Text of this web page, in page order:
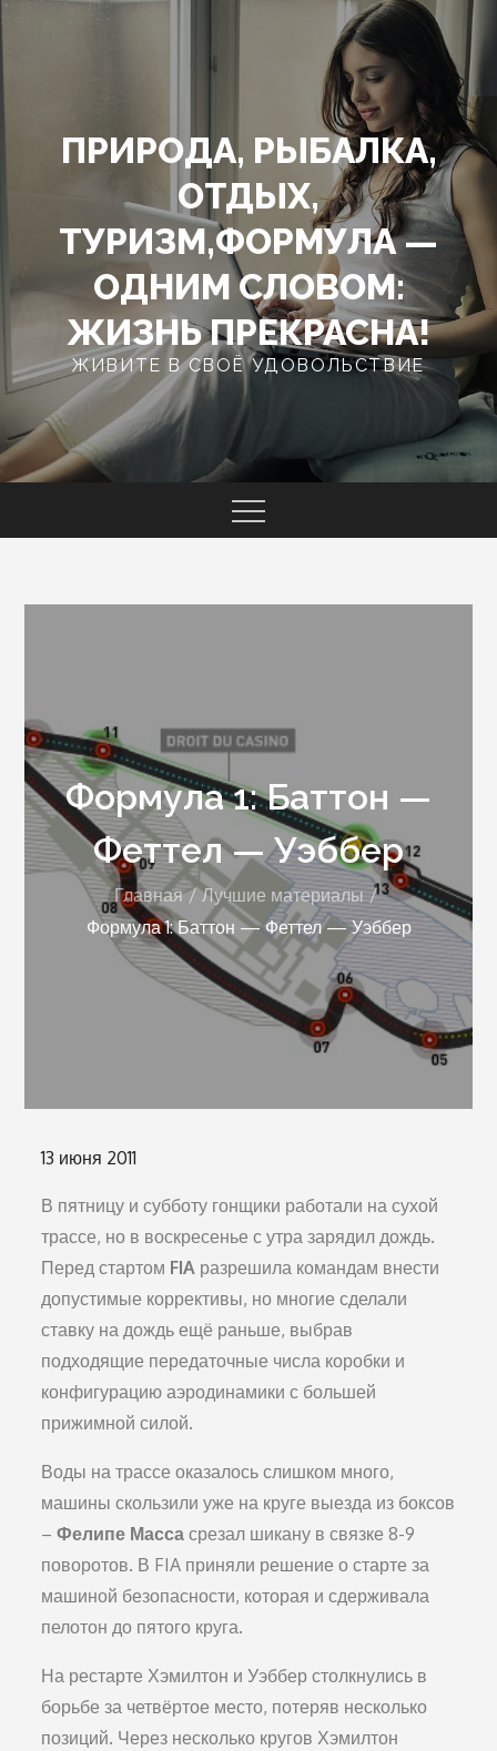
ПРИРОДА, РЫБАЛКА,
ОТДЫХ,
ТУРИЗМ,ФОРМУЛА —
ОДНИМ СЛОВОМ:
ЖИЗНЬ ПРЕКРАСНА!
ЖИВИТЕ В СВОЁ УДОВОЛЬСТВИЕ
Формула 1: Баттон —
Феттел — Уэббер
Главная
Лучшие материалы
Формула 1: Баттон — Феттел — Уэббер
Опубликовано
13 июня 2011
В пятницу и субботу гонщики работали на сухой
трассе, но в воскресенье с утра зарядил дождь.
Перед стартом FIA разрешила командам внести
допустимые коррективы, но многие сделали
ставку на дождь ещё раньше, выбрав
подходящие передаточные числа коробки и
конфигурацию аэродинамики с большей
прижимной силой.
Воды на трассе оказалось слишком много,
машины скользили уже на круге выезда из боксов
–Фелипе Масса срезал шикану в связке 8-9
поворотов. В FIA приняли решение о старте за
машиной безопасности, которая и сдерживала
пелотон до пятого круга.
На рестарте Хэмилтон и Уэббер столкнулись в
борьбе за четвёртое место, потеряв несколько
позиций. Через несколько кругов Хэмилтон